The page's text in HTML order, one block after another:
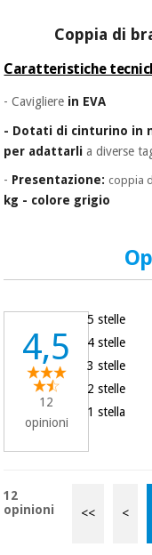
e
giochi
Armadi
sanitari
Veterinario
Strumenti
(liquidazione)
protezione
coronavirus
Aerobica,
fitness e
Armadi
sanitari
Veterinario
Strumenti
chirurgici
Coppia di
Caratteristiche
- Cavigliere in EVA
- Dotati di cinturino in
per adattarli a diverse
- Presentazione: coppia
kg - colore grigio
4,5
12
opinioni
5 stelle
4 stelle
3 stelle
2 stelle
1 stella
12
opinioni
<< <